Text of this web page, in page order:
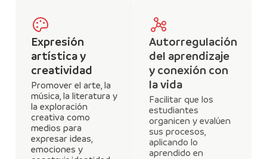
Expresión
artística y
creatividad
Promover el arte, la
música, la literatura y
la exploración
creativa como
medios para
expresar ideas,
emociones y
Autorregulación
del aprendizaje
y conexión con
la vida
Facilitar que los
estudiantes
organicen y evalúen
sus procesos,
aplicando lo
aprendido en